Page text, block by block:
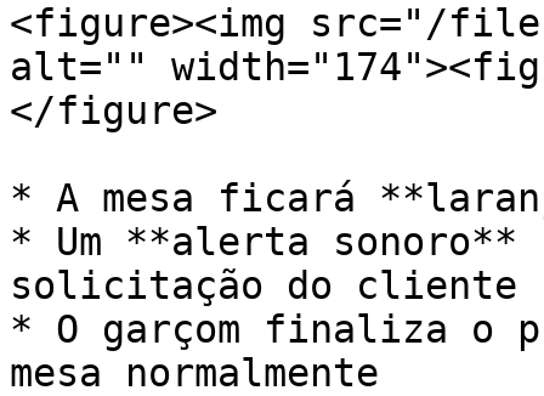
<figure><img src="/files/
alt=""
</figure>
* A mesa ficará
* Um **alerta sonoro**
solicitação do cliente
* O garçom finaliza o
mesa normalmente